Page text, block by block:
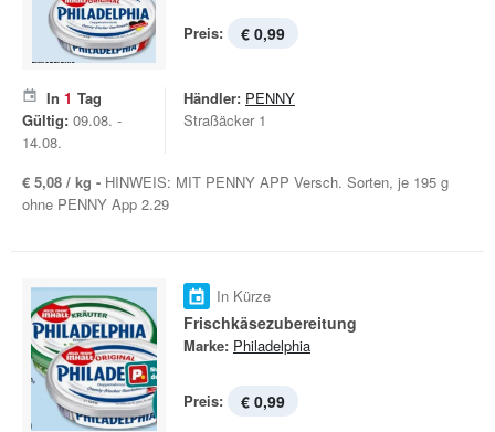
Preis: € 0,99
In 1 Tag
Gültig: 09.08. -
14.08.
Händler: PENNY
Straßäcker 1
€ 5,08 / kg - HINWEIS: MIT PENNY APP Versch. Sorten, je 195 g
ohne PENNY App 2.29
In Kürze
Frischkäsezubereitung
Marke: Philadelphia
Preis: € 0,99